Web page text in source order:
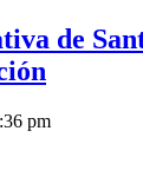
de
pm